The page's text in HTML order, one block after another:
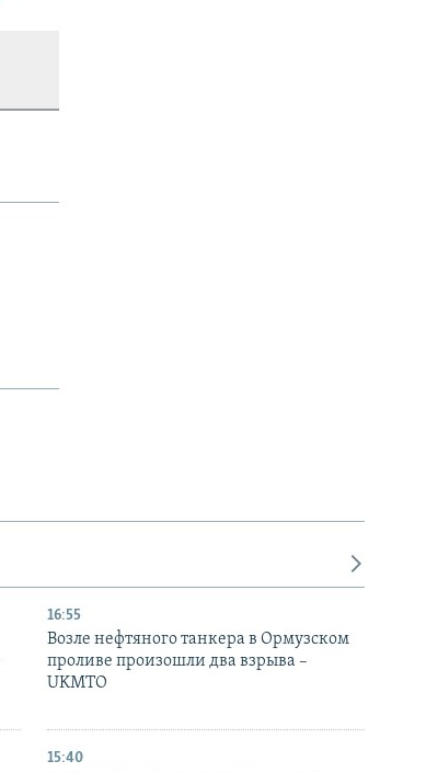
16:55
Возле нефтяного танкера в Ормузском
проливе произошли два взрыва –
UKMTO
15:40